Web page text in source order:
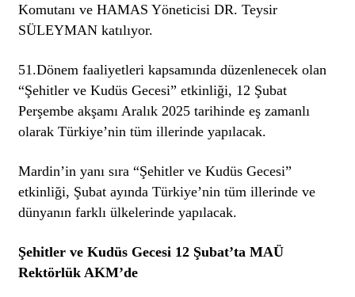
Komutanı ve HAMAS Yöneticisi DR. Teysir
SÜLEYMAN katılıyor.
51.Dönem faaliyetleri kapsamında düzenlenecek olan
“Şehitler ve Kudüs Gecesi” etkinliği, 12 Şubat
Perşembe akşamı Aralık 2025 tarihinde eş zamanlı
olarak Türkiye’nin tüm illerinde yapılacak.
Mardin’in yanı sıra “Şehitler ve Kudüs Gecesi”
etkinliği, Şubat ayında Türkiye’nin tüm illerinde ve
dünyanın farklı ülkelerinde yapılacak.
Şehitler ve Kudüs Gecesi 12 Şubat’ta MAÜ
Rektörlük AKM’de